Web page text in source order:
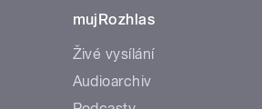
mujRozhlas
Živé vysílání
Audioarchiv